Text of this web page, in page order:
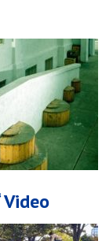
Video